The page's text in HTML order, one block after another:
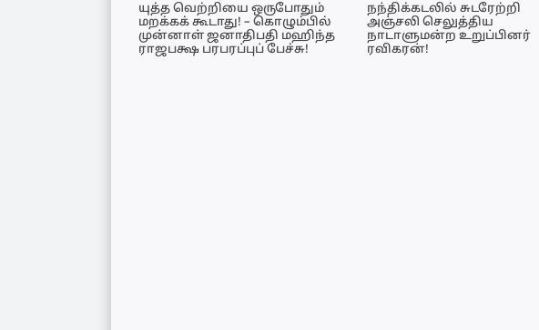
யுத்த வெற்றியை ஒருபோதும்
மறக்கக் கூடாது! – கொழும்பில்
முன்னாள் ஜனாதிபதி மஹிந்த
ராஜபக்ஷ பரபரப்புப் பேச்சு!
நந்திக்கடலில் சுடரேற்றி
அஞ்சலி செலுத்திய
நாடாளுமன்ற உறுப்பினர்
ரவிகரன்!